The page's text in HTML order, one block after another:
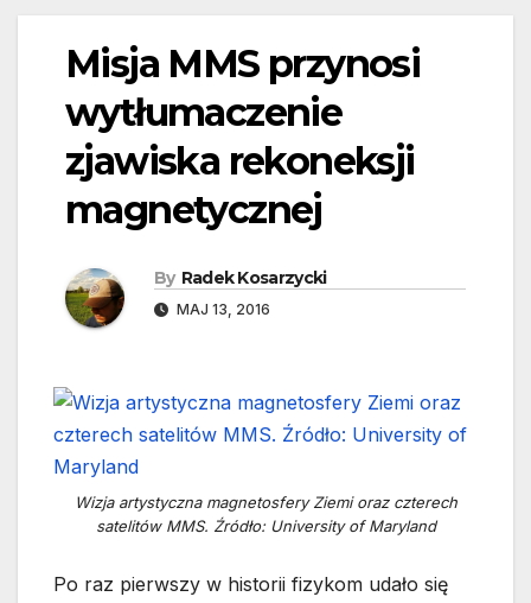
Misja MMS przynosi
wytłumaczenie
zjawiska rekoneksji
magnetycznej
By Radek Kosarzycki
MAJ 13, 2016
Wizja artystyczna magnetosfery Ziemi oraz czterech
satelitów MMS. Źródło: University of Maryland
Po raz pierwszy w historii fizykom udało się